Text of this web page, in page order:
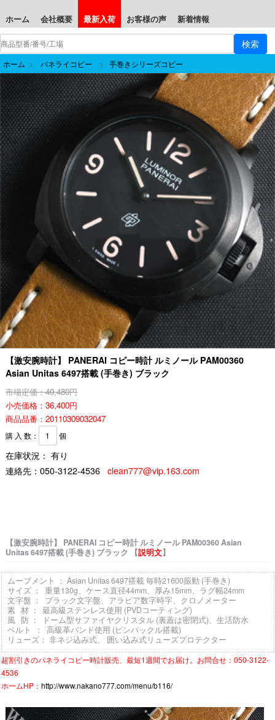
ホーム 会社概要 最新入荷 お客様の声 新着情報
ホーム > パネライコピー > 手巻きシリーズコピー
【激安腕時計】 PANERAI コピー時計 ルミノール PAM00360
Asian Unitas 6497搭載 (手巻き) ブラック
市場定価：40,480円
小売価格：36,400円
商品品番：20110309032047
購 入 数： 個
在庫状況： 有り
連絡先： 050-3122-4536 clean777@vip.163.com
【激安腕時計】 PANERAI コピー時計 ルミノール PAM00360 Asian
Unitas 6497搭載 (手巻き) ブラック 【説明文】
ムーブメント ： Asian Unitas 6497搭載 毎時21600振動 (手巻き)
サイズ ： 重量130g、ケース直径44mm、厚み15mm、ラグ幅24mm
文字盤 ： ブラック文字盤、アラビア数字時字、クロノメーター
素 材 ： 最高級ステンレス使用 (PVDコーティング)
風 防 ： ドーム型サファイヤクリスタル (裏蓋は密閉式)、生活防水
ベルト ： 高級革バンド使用 (ピンバックル搭載)
リューズ： 非ネジ込み式、 囲い込み式リューズプロテクター
超割引きのパネライコピー時計販売、最短1週間でお届け。お問合せ：050-3122-
4536
ホームHP： http://www.nakano777.com/menu/b116/